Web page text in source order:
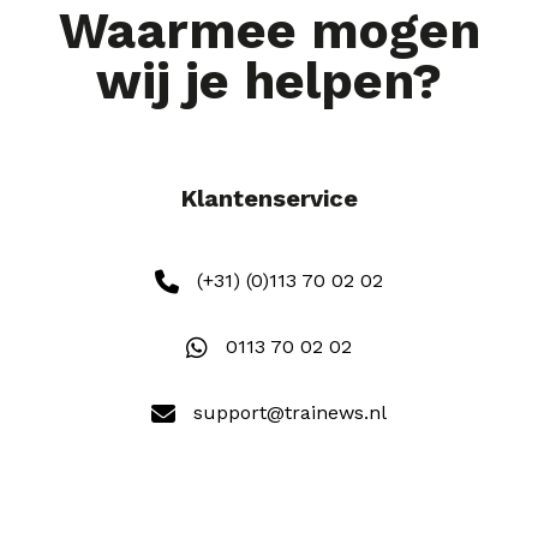
Waarmee mogen
wij je helpen?
Klantenservice
(+31) (0)113 70 02 02
0113 70 02 02
support@trainews.nl